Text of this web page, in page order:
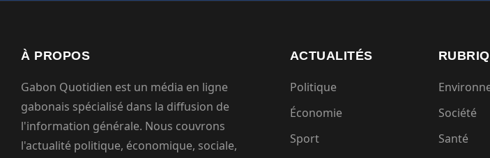
À PROPOS
Gabon Quotidien est un média en ligne
gabonais spécialisé dans la diffusion de
l'information générale. Nous couvrons
l'actualité politique, économique, sociale,
ACTUALITÉS
Politique
Économie
Sport
Société
Santé